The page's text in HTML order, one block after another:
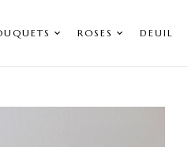
ROSES DEUIL